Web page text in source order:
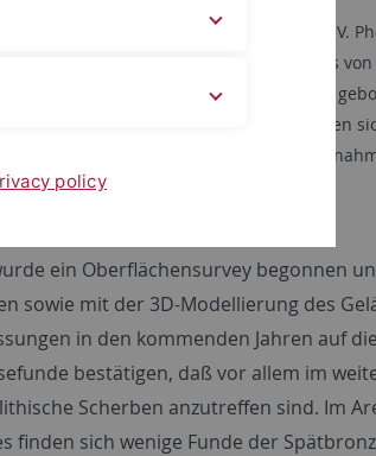
Bucova pusta IV.
Sondageschnittes
Planum 6 und 7
Norden befinden
ungarischen
sind an
Sammlung
Unter den
ein Oberflächensurvey begonnen
sowie mit der 3D-Modellierung des
in den kommenden Jahren auf
bestätigen, daß vor allem im
Scherben anzutreffen sind. Im
finden sich wenige Funde der
policy